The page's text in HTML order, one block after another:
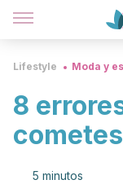
Lifestyle Moda y
8
5 minutos